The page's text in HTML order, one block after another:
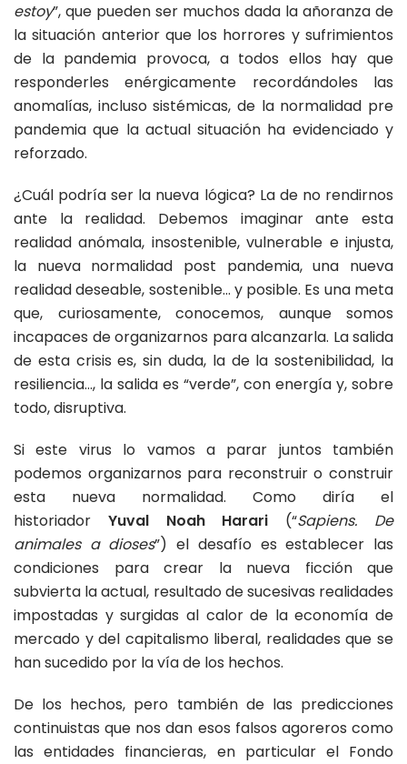
estoy”, que pueden ser muchos dada la añoranza de
la situación anterior que los horrores y sufrimientos
de la pandemia provoca, a todos ellos hay que
responderles enérgicamente recordándoles las
anomalías, incluso sistémicas, de la normalidad pre
pandemia que la actual situación ha evidenciado y
reforzado.
¿Cuál podría ser la nueva lógica? La de no rendirnos
ante la realidad. Debemos imaginar ante esta
realidad anómala, insostenible, vulnerable e injusta,
la nueva normalidad post pandemia, una nueva
realidad deseable, sostenible… y posible. Es una meta
que, curiosamente, conocemos, aunque somos
incapaces de organizarnos para alcanzarla. La salida
de esta crisis es, sin duda, la de la sostenibilidad, la
resiliencia…, la salida es “verde”, con energía y, sobre
todo, disruptiva.
Si este virus lo vamos a parar juntos también
podemos organizarnos para reconstruir o construir
esta nueva normalidad. Como diría el
historiador Yuval Noah Harari (“Sapiens. De
animales a dioses”) el desafío es establecer las
condiciones para crear la nueva ficción que
subvierta la actual, resultado de sucesivas realidades
impostadas y surgidas al calor de la economía de
mercado y del capitalismo liberal, realidades que se
han sucedido por la vía de los hechos.
De los hechos, pero también de las predicciones
continuistas que nos dan esos falsos agoreros como
las entidades financieras, en particular el Fondo